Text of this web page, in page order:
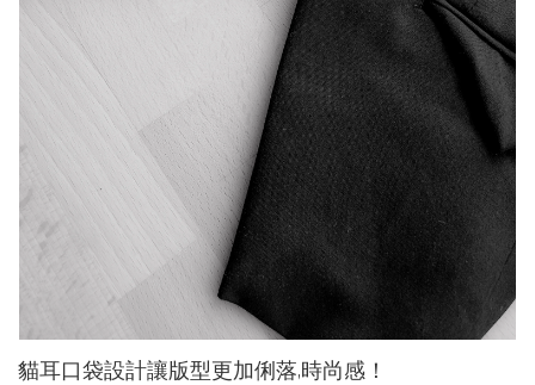
貓耳口袋設計讓版型更加俐落,時尚感！